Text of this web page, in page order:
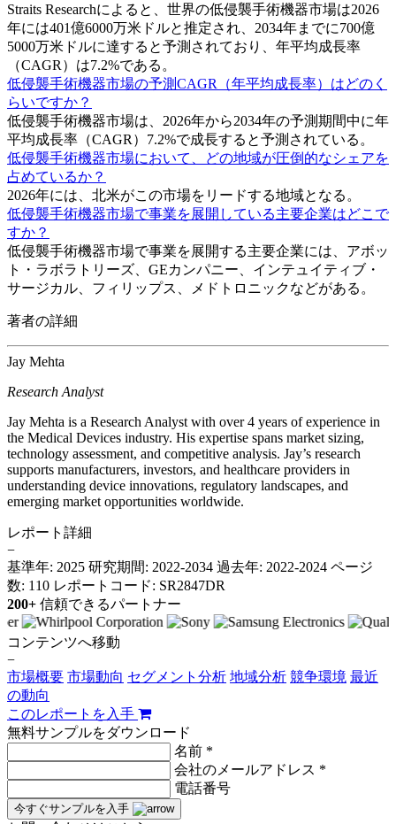
Straits Researchによると、世界の低侵襲手術機器市場は2026
年には401億6000万米ドルと推定され、2034年までに700億
5000万米ドルに達すると予測されており、年平均成長率
（CAGR）は7.2%である。
低侵襲手術機器市場の予測CAGR（年平均成長率）はどのく
らいですか？
低侵襲手術機器市場は、2026年から2034年の予測期間中に年
平均成長率（CAGR）7.2%で成長すると予測されている。
低侵襲手術機器市場において、どの地域が圧倒的なシェアを
占めているか？
2026年には、北米がこの市場をリードする地域となる。
低侵襲手術機器市場で事業を展開している主要企業はどこで
すか？
低侵襲手術機器市場で事業を展開する主要企業には、アボッ
ト・ラボラトリーズ、GEカンパニー、インテュイティブ・
サージカル、フィリップス、メドトロニックなどがある。
著者の詳細
Jay Mehta
Research Analyst
Jay Mehta is a Research Analyst with over 4 years of experience in
the Medical Devices industry. His expertise spans market sizing,
technology assessment, and competitive analysis. Jay’s research
supports manufacturers, investors, and healthcare providers in
understanding device innovations, regulatory landscapes, and
emerging market opportunities worldwide.
レポート詳細
−
基準年: 2025 研究期間: 2022-2034 過去年: 2022-2024 ページ
数: 110 レポートコード: SR2847DR
200+ 信頼できるパートナー
コンテンツへ移動
−
市場概要 市場動向 セグメント分析 地域分析 競争環境 最近
の動向
このレポートを入手
無料サンプルをダウンロード
名前 *
会社のメールアドレス *
電話番号
今すぐサンプルを入手